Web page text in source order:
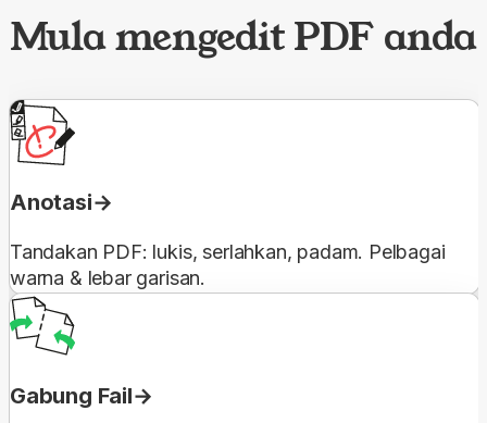
Mula mengedit PDF anda
Anotasi
Tandakan PDF: lukis, serlahkan, padam. Pelbagai
warna & lebar garisan.
Gabung Fail